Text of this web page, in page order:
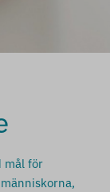
mål för